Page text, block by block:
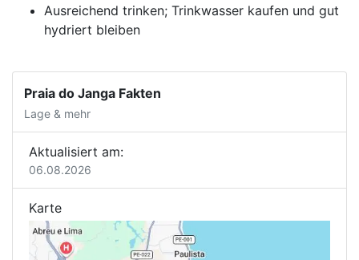
Ausreichend trinken; Trinkwasser kaufen und gut
hydriert bleiben
Praia do Janga Fakten
Lage & mehr
Aktualisiert am:
06.08.2026
Karte